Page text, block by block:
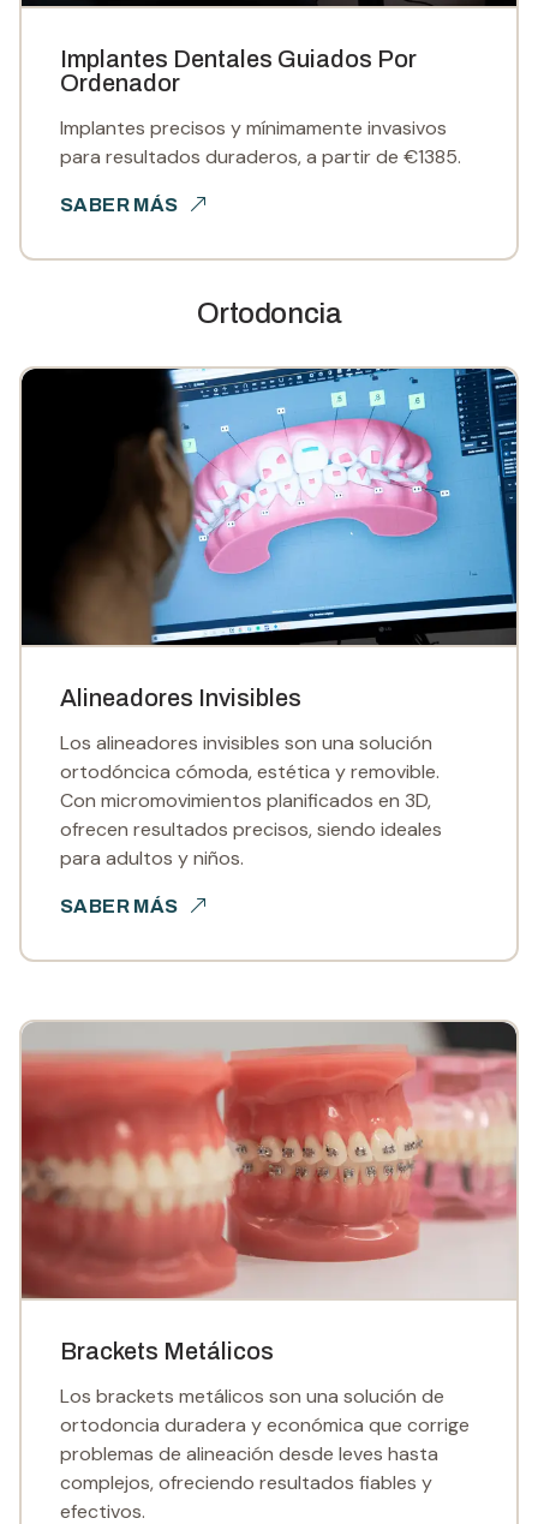
Implantes Dentales Guiados Por
Ordenador
Implantes precisos y mínimamente invasivos
para resultados duraderos, a partir de €1385.
SABER MÁS
Ortodoncia
Alineadores Invisibles
Los alineadores invisibles son una solución
ortodóncica cómoda, estética y removible.
Con micromovimientos planificados en 3D,
ofrecen resultados precisos, siendo ideales
para adultos y niños.
SABER MÁS
Brackets Metálicos
Los brackets metálicos son una solución de
ortodoncia duradera y económica que corrige
problemas de alineación desde leves hasta
complejos, ofreciendo resultados fiables y
efectivos.